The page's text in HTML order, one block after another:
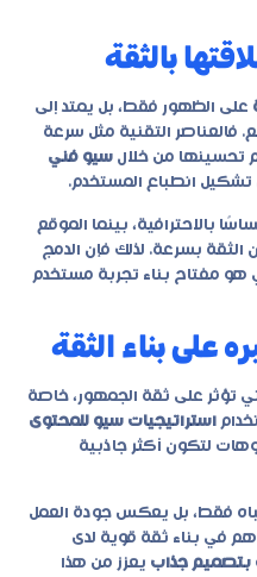
بالثقة
على الظهور فقط، بل يمتد إلى
فالعناصر التقنية مثل سرعة
تحسينها من خلال سيو فني
تشكيل انطباع المستخدم.
بالاحترافية، بينما الموقع
الثقة بسرعة. لذلك فإن الدمج
هو مفتاح بناء تجربة مستخدم
على بناء الثقة
تؤثر على ثقة الجمهور، خاصة
استراتيجيات سيو للمحتوى
لتكون أكثر جاذبية
فقط، بل يعكس جودة العمل
في بناء ثقة قوية لدى
بتصميم جذاب يعزز من هذا